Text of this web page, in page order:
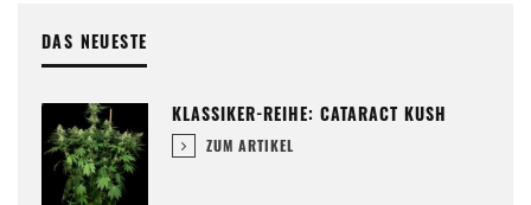
DAS NEUESTE
KLASSIKER-REIHE: CATARACT KUSH
ZUM ARTIKEL